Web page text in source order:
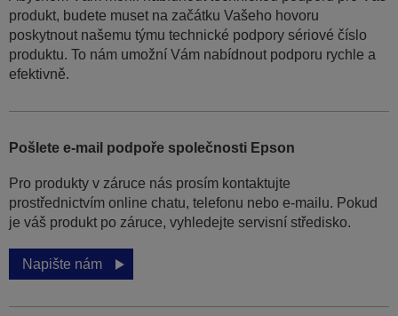
produkt, budete muset na začátku Vašeho hovoru
poskytnout našemu týmu technické podpory sériové číslo
produktu. To nám umožní Vám nabídnout podporu rychle a
efektivně.
Pošlete e-mail podpoře společnosti Epson
Pro produkty v záruce nás prosím kontaktujte
prostřednictvím online chatu, telefonu nebo e-mailu. Pokud
je váš produkt po záruce, vyhledejte servisní středisko.
Napište nám